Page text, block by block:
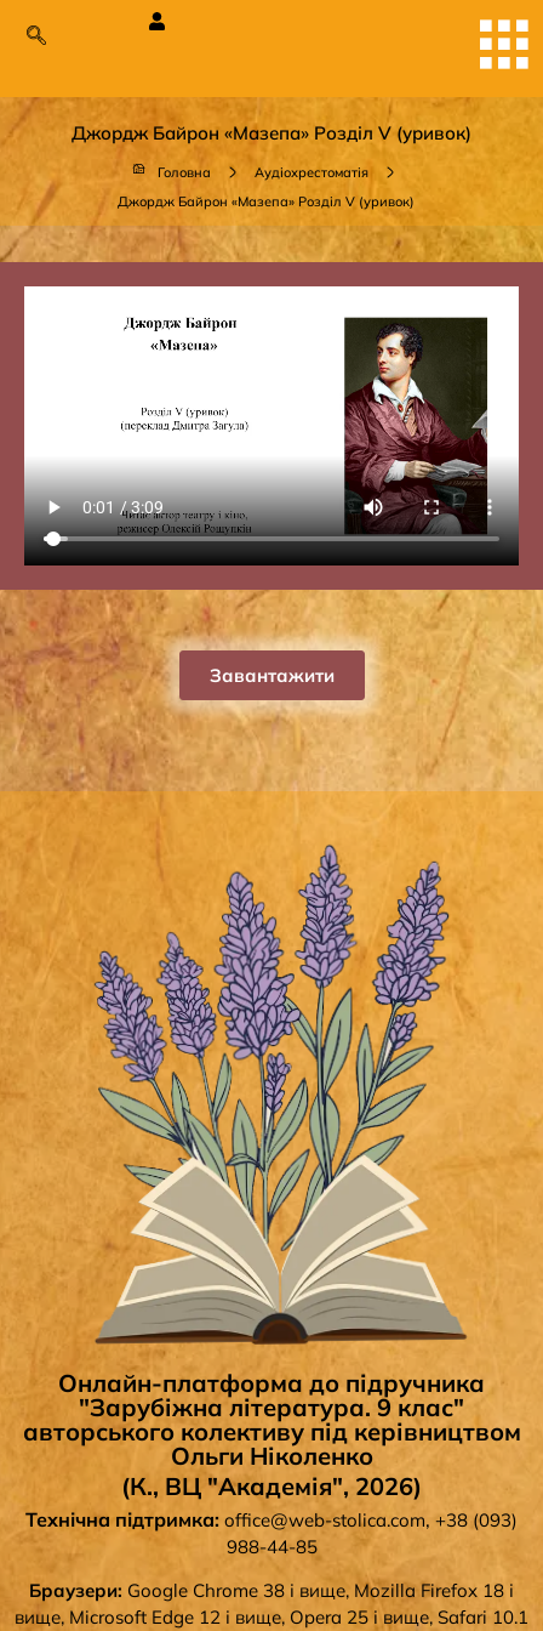
Джордж Байрон «Мазепа» Розділ V (уривок)
Головна
Аудіохрестоматія
Джордж Байрон «Мазепа» Розділ V (уривок)
Завантажити
Онлайн-платформа до підручника
"Зарубіжна література. 9 клас"
авторського колективу під керівництвом
Ольги Ніколенко
(К., ВЦ "Академія", 2026)
Технічна підтримка: office@web-stolica.com, +38 (093)
988-44-85
Браузери: Google Chrome 38 і вище, Mozilla Firefox 18 і
вище, Microsoft Edge 12 і вище, Opera 25 і вище, Safari 10.1